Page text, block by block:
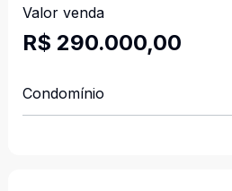
Valor venda
R$ 290.000,00
Condomínio